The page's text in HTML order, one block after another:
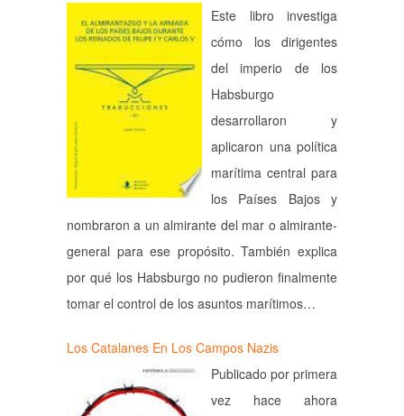
Este libro investiga
cómo los dirigentes
del imperio de los
Habsburgo
desarrollaron y
aplicaron una política
marítima central para
los Países Bajos y
nombraron a un almirante del mar o almirante-
general para ese propósito. También explica
por qué los Habsburgo no pudieron finalmente
tomar el control de los asuntos marítimos…
Los Catalanes En Los Campos Nazis
Publicado por primera
vez hace ahora